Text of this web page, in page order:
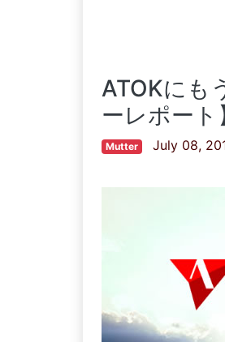
ATOKにも
ーレポート
Mutter July 08,